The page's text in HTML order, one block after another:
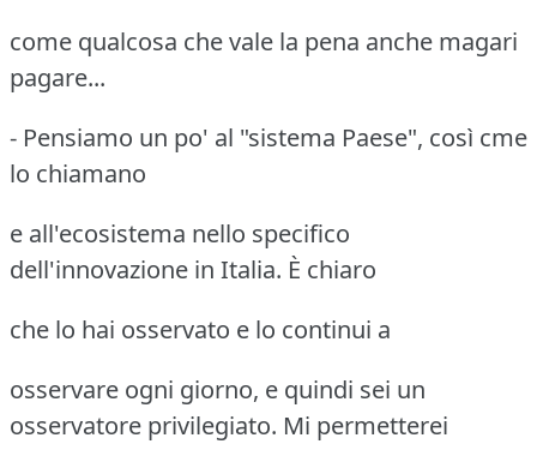
come qualcosa che vale la pena anche magari
pagare...
- Pensiamo un po' al "sistema Paese", così cme
lo chiamano
e all'ecosistema nello specifico
dell'innovazione in Italia. È chiaro
che lo hai osservato e lo continui a
osservare ogni giorno, e quindi sei un
osservatore privilegiato. Mi permetterei